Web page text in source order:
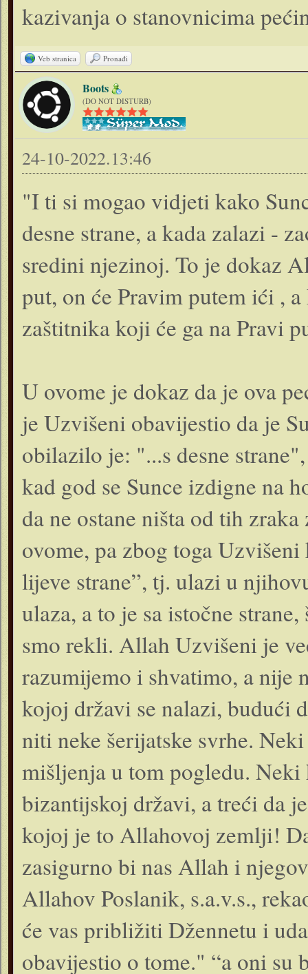
kazivanja o stanovnicima
Veb stranica Pronađi
Boots
(DO NOT DISTURB)
24-10-2022.13:46
"I ti si mogao vidjeti kako
desne strane, a kada zalazi -
sredini njezinoj. To je dokaz
put, on će Pravim putem ići ,
zaštitnika koji će ga na Pravi
U ovome je dokaz da je ova
je Uzvišeni obavijestio da je
obilazilo je: "...s desne
kad god se Sunce izdigne na
da ne ostane ništa od tih
ovome, pa zbog toga
lijeve strane”, tj. ulazi u
ulaza, a to je sa istočne
smo rekli. Allah Uzvišeni je
razumijemo i shvatimo, a nije
kojoj državi se nalazi, budući
niti neke šerijatske svrhe.
mišljenja u tom pogledu.
bizantijskoj državi, a treći da
kojoj je to Allahovoj zemlji!
zasigurno bi nas Allah i
Allahov Poslanik, s.a.v.s.,
će vas približiti Džennetu i
obavijestio o tome." “a oni